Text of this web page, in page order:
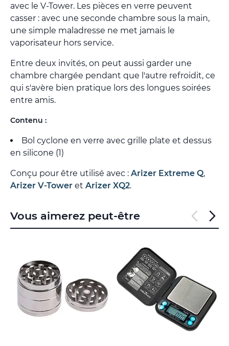
avec le V-Tower. Les pièces en verre peuvent
casser : avec une seconde chambre sous la main,
une simple maladresse ne met jamais le
vaporisateur hors service.
Entre deux invités, on peut aussi garder une
chambre chargée pendant que l'autre refroidit, ce
qui s'avère bien pratique lors des longues soirées
entre amis.
Contenu :
Bol cyclone en verre avec grille plate et dessus
en silicone (1)
Conçu pour être utilisé avec : Arizer Extreme Q,
Arizer V-Tower et Arizer XQ2.
Vous aimerez peut-être